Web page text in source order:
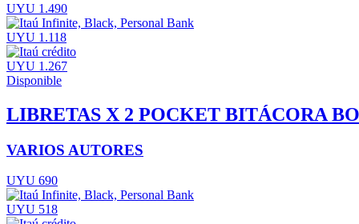
UYU 1.490
UYU 1.118
UYU 1.267
Disponible
LIBRETAS X 2 POCKET BITÁCORA
VARIOS AUTORES
UYU 690
UYU 518